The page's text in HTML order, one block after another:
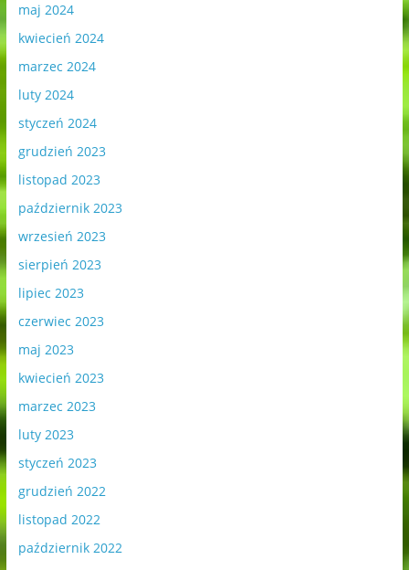
maj 2024
kwiecień 2024
marzec 2024
luty 2024
styczeń 2024
grudzień 2023
listopad 2023
październik 2023
wrzesień 2023
sierpień 2023
lipiec 2023
czerwiec 2023
maj 2023
kwiecień 2023
marzec 2023
luty 2023
styczeń 2023
grudzień 2022
listopad 2022
październik 2022